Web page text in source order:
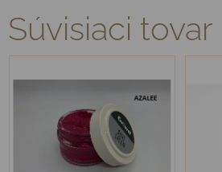
Súvisiaci tovar